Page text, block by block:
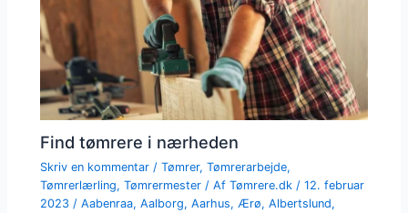
Find tømrere i nærheden
Skriv en kommentar /Tømrer,Tømrerarbejde,
Tømrerlærling,Tømrermester / AfTømrere.dk /12. februar
2023 /Aabenraa,Aalborg,Aarhus, Ærø,Albertslund,